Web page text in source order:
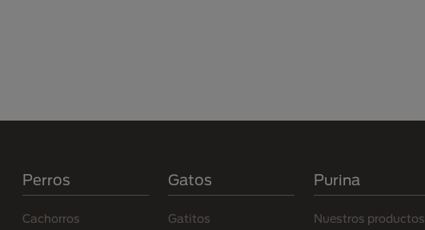
Perros
Cachorros
Gatos
Gatitos
Purina
Nuestros productos